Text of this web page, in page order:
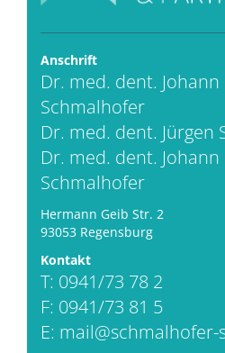
Anschrift
Dr. med. dent. Johann
Schmalhofer
Dr. med. dent. Jürgen
Dr. med. dent.
Schmalhofer
Hermann Geib Str. 2
93053 Regensburg
Kontakt
T: 0941/73 78 2
F: 0941/73 81 5
E: mail@schmalhofer-